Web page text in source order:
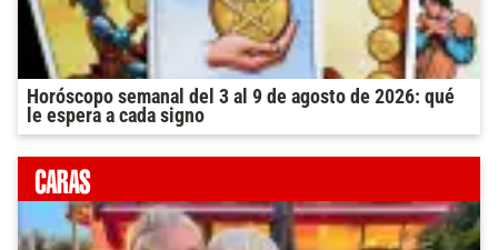
Horóscopo semanal del 3 al 9 de agosto de 2026: qué
le espera a cada signo